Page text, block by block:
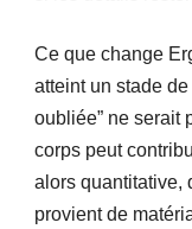
Ce que change
atteint un stade
oubliée” ne serait
corps peut
alors quantitative,
provient de